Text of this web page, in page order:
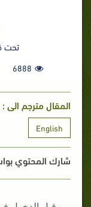
تحت
6888
المقال مترجم الى :
English
شارك المحتوي